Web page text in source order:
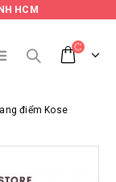
HCM
điểm Kose